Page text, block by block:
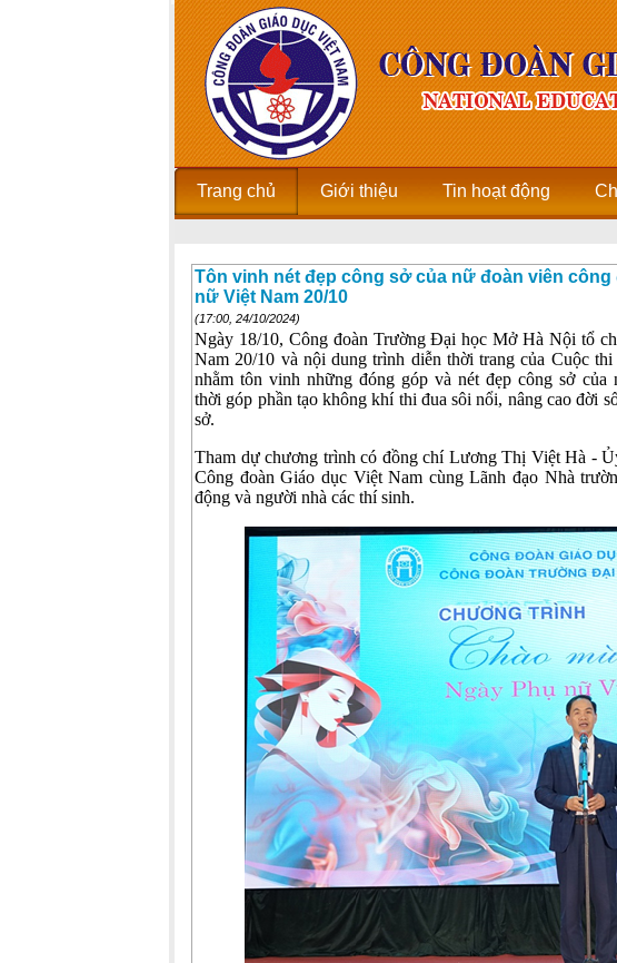
Trang chủ Giới thiệu Tin hoạt động
Tôn vinh nét đẹp công sở của nữ đoàn viên
nữ Việt Nam 20/10
(17:00, 24/10/2024)
Ngày 18/10, Công đoàn Trường Đại học Mở Hà Nội tổ
Nam 20/10 và nội dung trình diễn thời trang của Cuộc
nhằm tôn vinh những đóng góp và nét đẹp công sở
thời góp phần tạo không khí thi đua sôi nổi, nâng cao đời
sở.
Tham dự chương trình có đồng chí Lương Thị Việt Hà -
Công đoàn Giáo dục Việt Nam cùng Lãnh đạo Nhà
động và người nhà các thí sinh.